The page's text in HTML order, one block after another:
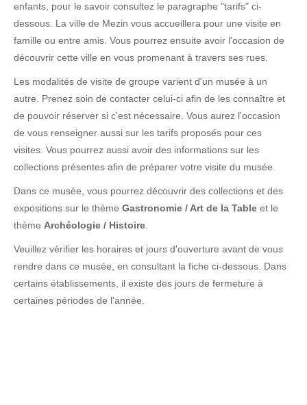
enfants, pour le savoir consultez le paragraphe "tarifs" ci-
dessous. La ville de Mezin vous accueillera pour une visite en
famille ou entre amis. Vous pourrez ensuite avoir l'occasion de
découvrir cette ville en vous promenant à travers ses rues.
Les modalités de visite de groupe varient d'un musée à un
autre. Prenez soin de contacter celui-ci afin de les connaître et
de pouvoir réserver si c'est nécessaire. Vous aurez l'occasion
de vous renseigner aussi sur les tarifs proposés pour ces
visites. Vous pourrez aussi avoir des informations sur les
collections présentes afin de préparer votre visite du musée.
Dans ce musée, vous pourrez découvrir des collections et des
expositions sur le thème Gastronomie / Art de la Table et le
thème Archéologie / Histoire
Veuillez vérifier les horaires et jours d'ouverture avant de vous
rendre dans ce musée, en consultant la fiche ci-dessous. Dans
certains établissements, il existe des jours de fermeture à
certaines périodes de l'année.